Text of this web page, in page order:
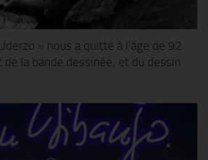
» nous a quitté à l’âge de 92
de la bande dessinée, et du dessin